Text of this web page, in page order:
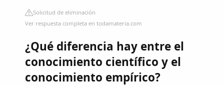
Solicitud de eliminación
Ver respuesta completa en todamateria.com
¿Qué diferencia hay entre el
conocimiento científico y el
conocimiento empírico?